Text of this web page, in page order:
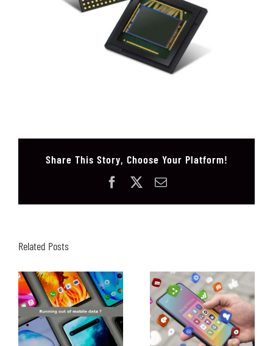
Share This Story, Choose Your Platform!
FacebookEmail
Related Posts